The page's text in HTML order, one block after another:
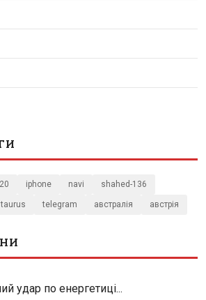
iphone navi shahed-136
taurus telegram австралія австрія
удар по енергетиці...